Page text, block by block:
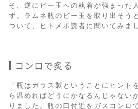
そ、逆にビー玉への執着が強まった
ず。ラムネ瓶のビー玉を取り出そう
ついて、ヒトメボ読者に聞いてみま
コンロで炙る
「瓶はガラス製ということにヒント
ら温めればどうにかなるんじゃない
りました。瓶の口付近をガスコンロ